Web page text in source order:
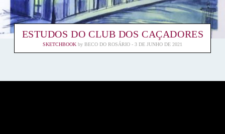
ESTUDOS DO CLUB DOS CAÇADORES
SKETCHBOOK byBECO DO ROSÁRIO 3 DE JUNHO DE 2021